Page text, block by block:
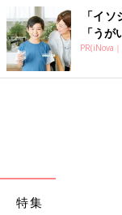
「イ
「う
PR(iNova
特集